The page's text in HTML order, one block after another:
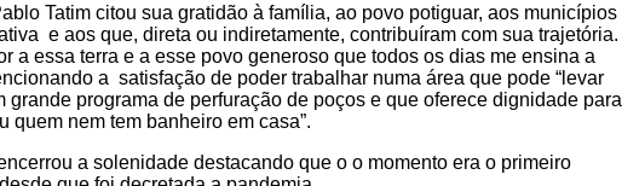
Tatim citou sua gratidão à família, ao povo potiguar, aos municípios
e aos que, direta ou indiretamente, contribuíram com sua trajetória.
a essa terra e a esse povo generoso que todos os dias me ensina a
a satisfação de poder trabalhar numa área que pode “levar
grande programa de perfuração de poços e que oferece dignidade para
quem nem tem banheiro em casa”.
a solenidade destacando que o o momento era o primeiro